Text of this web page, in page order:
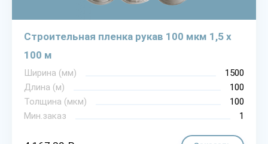
Строительная пленка рукав 100 мкм 1,5 х
100 м
Ширина (мм)
1500
Длина (м)
100
Толщина (мкм)
100
Мин.заказ
1